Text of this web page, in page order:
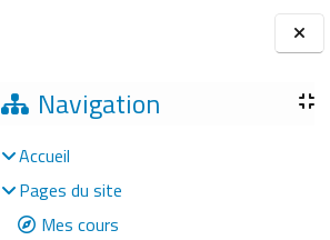
BlocsNavigation
Accueil
Pages du site
Mes cours